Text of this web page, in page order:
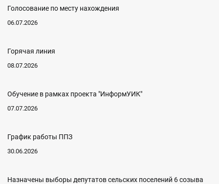
Голосование по месту нахождения
06.07.2026
Горячая линия
08.07.2026
Обучение в рамках проекта "ИнформУИК"
07.07.2026
График работы ППЗ
30.06.2026
Назначены выборы депутатов сельских поселений 6 созыва